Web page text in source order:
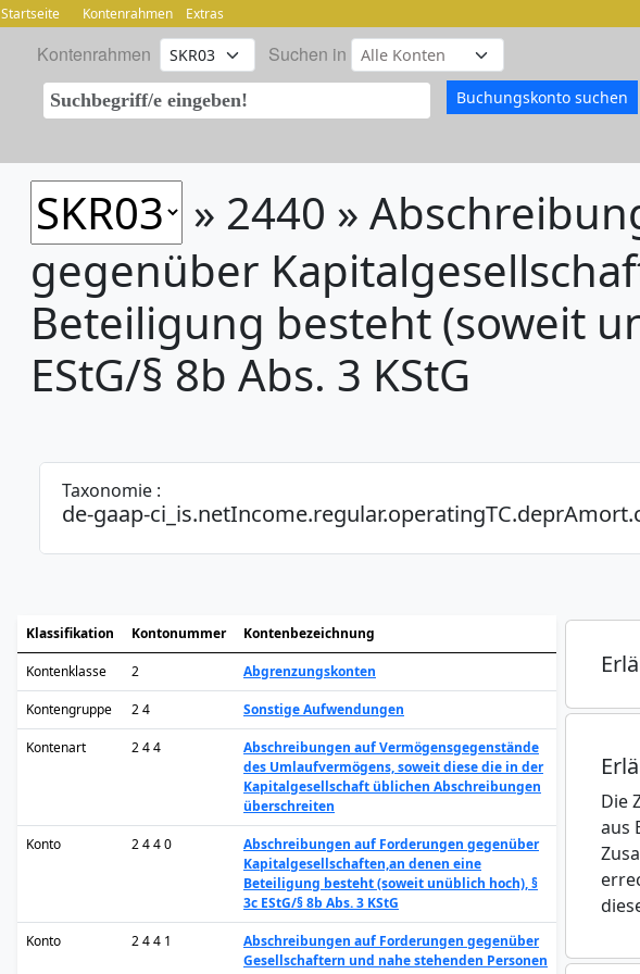
Startseite Kontenrahmen Extras
Kontenrahmen Suchen in
» 2440 »
gegenüber
Beteiligung besteht (soweit
EStG/§ 8b Abs. 3 KStG
Taxonomie :
de-gaap-
Klassifikation Kontonummer Kontenbezeichnung
Kontenklasse 2 Abgrenzungskonten
Kontengruppe 2 4 Sonstige Aufwendungen
Kontenart 2 4 4
Abschreibungen auf Vermögensgegenstände
des Umlaufvermögens, soweit diese die in der
Kapitalgesellschaft üblichen Abschreibungen
überschreiten
Konto 2 4 4 0
Abschreibungen auf Forderungen gegenüber
Kapitalgesellschaften,an denen eine
Beteiligung besteht (soweit unüblich hoch), §
3c EStG/§ 8b Abs. 3 KStG
Konto 2 4 4 1
Abschreibungen auf Forderungen gegenüber
Gesellschaftern und nahe stehenden Personen
Die
aus